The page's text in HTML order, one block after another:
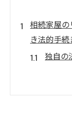
相続家屋
き法的手続
独自の
中古